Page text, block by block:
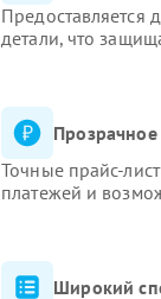
Предоставляется
детали, что
Прозрачное
Точные прайс-
платежей и
Широкий